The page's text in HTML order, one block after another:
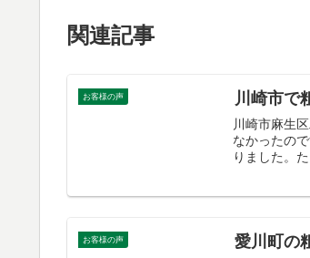
関連記事
お客様の声 川崎市で
川崎市麻生
なかったの
りました。
お客様の声 愛川町の